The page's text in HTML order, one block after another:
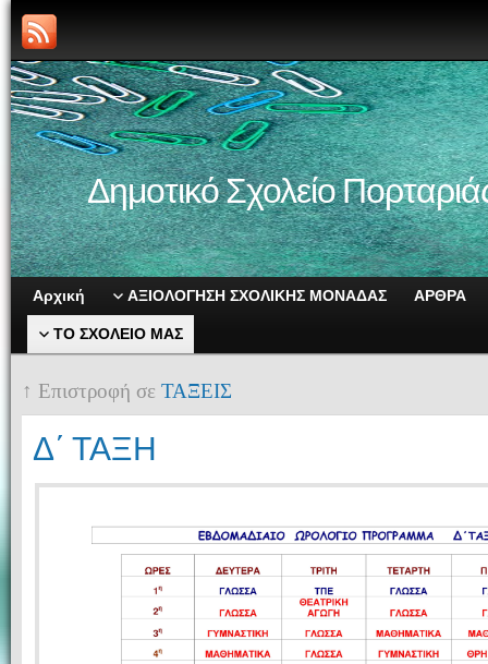
Δημοτικό Σχολείο
Αρχική ΑΞΙΟΛΟΓΗΣΗ ΣΧΟΛΙΚΗΣ ΜΟΝΑΔΑΣ ΑΡΘΡΑ
ΤΟ ΣΧΟΛΕΙΟ ΜΑΣ
↑ Επιστροφή σε ΤΑΞΕΙΣ
Δ΄ ΤΑΞΗ